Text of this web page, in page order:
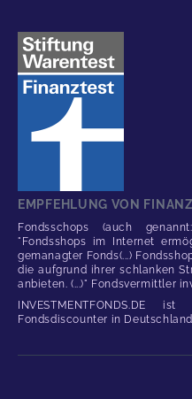
EMPFEHLUNG VON
Fondsschops (auch
"Fondsshops im Internet
gemanagter Fonds(...)
die aufgrund ihrer schlanken
anbieten. (...)" Fondsvermittler
Fondsdiscounter in